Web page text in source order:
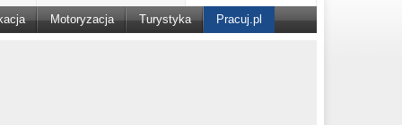
Motoryzacja Turystyka Pracuj.pl